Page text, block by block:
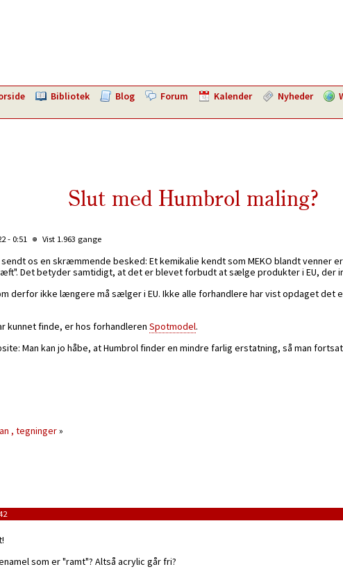
Bibliotek Blog Forum Kalender Nyheder
Slut med Humbrol maling?
- 0:51 Vist 1.963 gange
os en skræmmende besked: Et kemikalie kendt som MEKO blandt venner
Det betyder samtidigt, at det er blevet forbudt at sælge produkter i EU, der
derfor ikke længere må sælger i EU. Ikke alle forhandlere har vist opdaget det
kunnet finde, er hos forhandleren Spotmodel.
Man kan jo håbe, at Humbrol finder en mindre farlig erstatning, så man
, tegninger»
som er "ramt"? Altså acrylic går fri?